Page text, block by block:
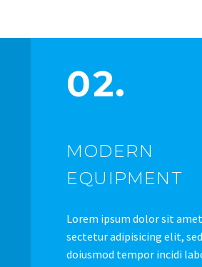
02.
MODERN
EQUIPMENT
Lorem ipsum dolor sit
sectetur adipisicing elit, sed
doiusmod tempor incidi